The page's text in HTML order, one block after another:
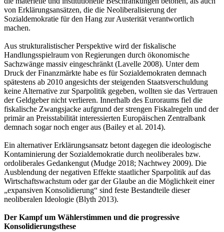
von Erklärungsansätzen, die die Neoliberalisierung der
Sozialdemokratie für den Hang zur Austerität verantwortlich
machen.
Aus strukturalistischer Perspektive wird der fiskalische
Handlungsspielraum von Regierungen durch ökonomische
Sachzwänge massiv eingeschränkt (Lavelle 2008). Unter dem
Druck der Finanzmärkte habe es für Sozialdemokraten demnach
spätestens ab 2010 angesichts der steigenden Staatsverschuldung
keine Alternative zur Sparpolitik gegeben, wollten sie das Vertrauen
der Geldgeber nicht verlieren. Innerhalb des Euroraums fiel die
fiskalische Zwangsjacke aufgrund der strengen Fiskalregeln und der
primär an Preisstabilität interessierten Europäischen Zentralbank
demnach sogar noch enger aus (Bailey et al. 2014).
Ein alternativer Erklärungsansatz betont dagegen die ideologische
Kontaminierung der Sozialdemokratie durch neoliberales bzw.
ordoliberales Gedankengut (Mudge 2018; Nachtwey 2009). Die
Ausblendung der negativen Effekte staatlicher Sparpolitik auf das
Wirtschaftswachstum oder gar der Glaube an die Möglichkeit einer
„expansiven Konsolidierung“ sind feste Bestandteile dieser
neoliberalen Ideologie (Blyth 2013).
Der Kampf um Wählerstimmen und die progressive
Konsolidierungsthese